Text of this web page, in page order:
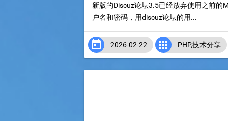
新版的Discuz论坛3.5已经放弃使用之前的
户名和密码，用discuz论坛的用...
 2026-02-22  PHP,技术分享